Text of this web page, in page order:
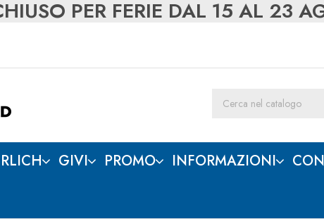
PER FERIE DAL 15 AL 23
GIVI PROMO INFORMAZIONI